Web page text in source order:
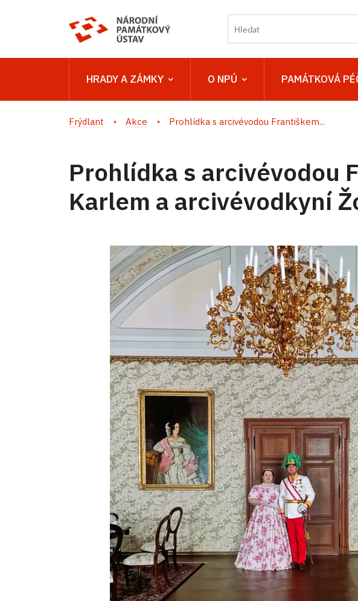
HRADY A ZÁMKY O NPÚ PAMÁTKOVÁ
Frýdlant Akce Prohlídka s arcivévodou Františkem...
Prohlídka s arcivévodou
Karlem a arcivévodkyní